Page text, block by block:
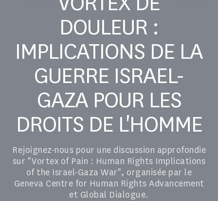
DOULEUR :
IMPLICATIONS DE LA
GUERRE ISRAEL-
GAZA POUR LES
DROITS DE L'HOMME
Rejoignez-nous pour une discussion approfondie
sur "Vortex of Pain : Human Rights Implications
of the Israel-Gaza War", organisée par le
Geneva Centre for Human Rights Advancement
et Global Dialogue.